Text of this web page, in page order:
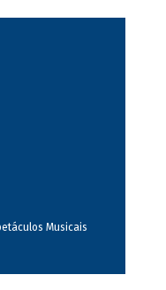
Musicais